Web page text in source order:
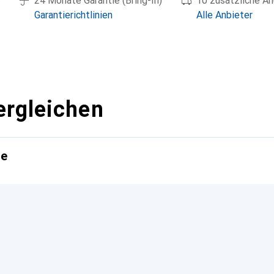
Test der Stiftung Warentest
Hohe Druckgeschwindigkeit
Garantierichtlinien
Alle Anbieter